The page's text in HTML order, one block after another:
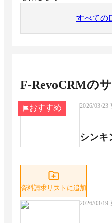
すべての
F-RevoCRMの
おすすめ 2026/03/23
シンキ
資料請求リストに追加
2026/03/19